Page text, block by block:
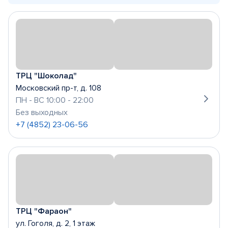
ТРЦ "Шоколад"
Московский пр-т, д. 108
ПН - ВС 10:00 - 22:00
Без выходных
+7 (4852) 23-06-56
ТРЦ "Фараон"
ул. Гоголя, д. 2, 1 этаж